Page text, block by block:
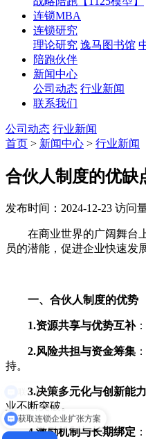
连锁MBA
连锁研究
理论研究 逸马图书馆
陪跑伙伴
新闻中心
公司动态 行业新闻
联系我们
公司动态 行业新闻
首页 > 新闻中心 > 行业新闻
合伙人制度的优缺
发布时间：2024-12-23 访问
在商业世界的广阔舞台上
员的潜能，促进企业快速发
一、合伙人制度的优势
1.资源共享与优势互补
2.风险共担与资金筹集
持。
3.决策多元化与创新能力
业不断突破。
4.激励机制与长期绑定
获取连锁企业扩张方案